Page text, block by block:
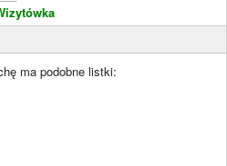
ma podobne listki: